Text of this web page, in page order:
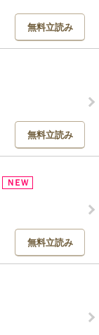
無料立読み
無料立読み
無料立読み